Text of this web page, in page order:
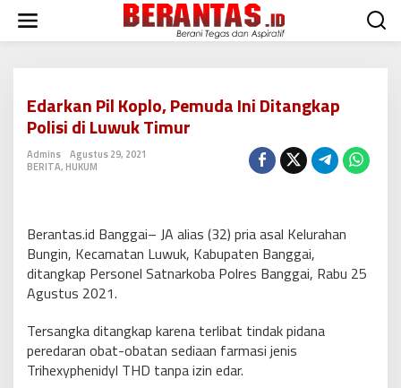
w
Edarkan Pil Koplo, Pemuda Ini Ditangkap
Polisi di Luwuk Timur
Admins
Agustus 29, 2021
BERITA, HUKUM
Berantas.id Banggai– JA alias (32) pria asal Kelurahan
Bungin, Kecamatan Luwuk, Kabupaten Banggai,
ditangkap Personel Satnarkoba Polres Banggai, Rabu 25
Agustus 2021.
Tersangka ditangkap karena terlibat tindak pidana
peredaran obat-obatan sediaan farmasi jenis
Trihexyphenidyl THD tanpa izin edar.